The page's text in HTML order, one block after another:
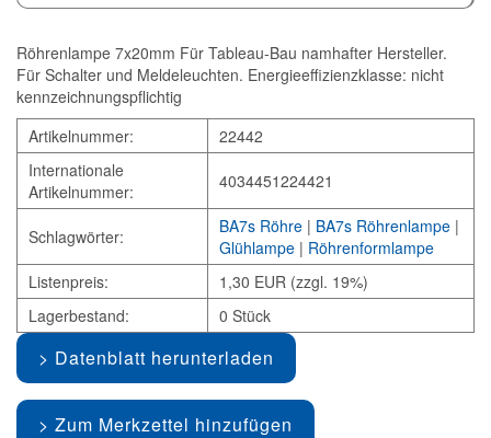
Röhrenlampe 7x20mm Für Tableau-Bau namhafter Hersteller.
Für Schalter und Meldeleuchten. Energieeffizienzklasse: nicht
kennzeichnungspflichtig
Artikelnummer:
22442
Internationale
Artikelnummer:
4034451224421
Schlagwörter: BA7s Röhre | BA7s Röhrenlampe |
Glühlampe | Röhrenformlampe
Listenpreis:
1,30 EUR (zzgl. 19%)
Lagerbestand:
0 Stück
Datenblatt herunterladen
Zum Merkzettel hinzufügen